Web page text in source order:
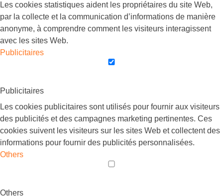
Les cookies statistiques aident les propriétaires du site Web,
par la collecte et la communication d’informations de manière
anonyme, à comprendre comment les visiteurs interagissent
avec les sites Web.
Publicitaires
Publicitaires
Les cookies publicitaires sont utilisés pour fournir aux visiteurs
des publicités et des campagnes marketing pertinentes. Ces
cookies suivent les visiteurs sur les sites Web et collectent des
informations pour fournir des publicités personnalisées.
Others
Others